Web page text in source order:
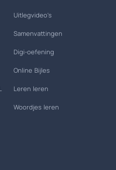
Uitlegvideo's
Samenvattingen
Digi-oefening
Online Bijles
Leren leren
Woordjes leren